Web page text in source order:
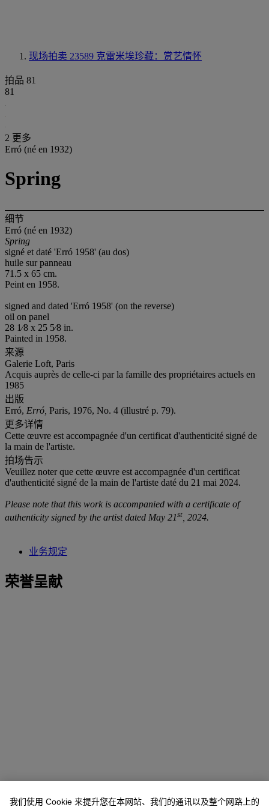
现场拍卖 23589 克雷米埃珍藏：赏艺情怀
拍品 81
81
2 更多
Erró (né en 1932)
Spring
细节
Erró (né en 1932)
Spring
signé et daté 'Erró 1958' (au dos)
huile sur panneau
71.5 x 65 cm.
Peint en 1958.
signed and dated 'Erró 1958' (on the reverse)
oil on panel
28 1⁄8 x 25 5⁄8 in.
Painted in 1958.
来源
Galerie Loft, Paris
Acquis auprès de celle-ci par la famille des propriétaires actuels en
1985
出版
Erró, Erró, Paris, 1976, No. 4 (illustré p. 79).
更多详情
Cette œuvre est accompagnée d'un certificat d'authenticité signé de
la main de l'artiste.
拍场告示
Veuillez noter que cette œuvre est accompagnée d'un certificat
d'authenticité signé de la main de l'artiste daté du 21 mai 2024.
Please note that this work is accompanied with a certificate of
authenticity signed by the artist dated May 21st , 2024.
业务规定
荣誉呈献
我们使用 Cookie 来提升您在本网站、我们的通讯以及整个网路上的